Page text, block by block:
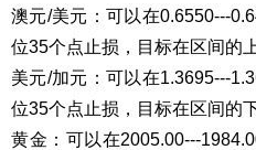
澳元/美元：可以在0.6550---
位35个点止损，目标在区间的上
美元/加元：可以在1.3695---
位35个点止损，目标在区间的下
黄金：可以在2005.00---